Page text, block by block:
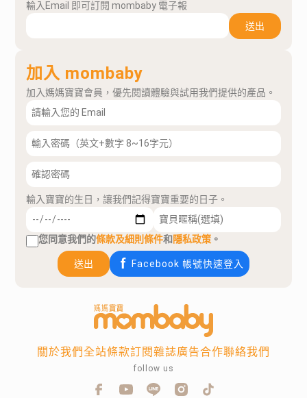
輸入Email 即可訂閱 mombaby 電子報
送出
加入 mombaby
加入媽媽寶寶會員，優先閱讀體驗與試用我們提供的產品。
輸入寶寶的生日，讓我們記得寶寶重要的日子。
您同意我們的條款及細則條件和隱私政策 。
送出 Facebook 帳號快速登入
關於我們全站條款訂閱雜誌廣告合作聯絡我們
follow us